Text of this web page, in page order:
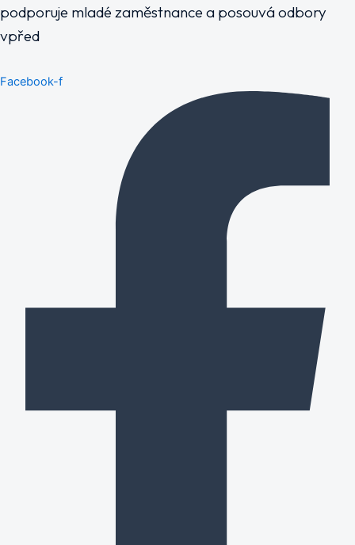
podporuje mladé zaměstnance a posouvá odbory
vpřed
Facebook-f